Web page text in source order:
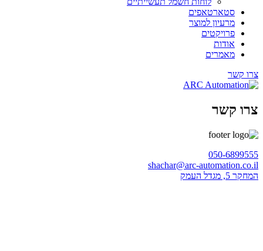
סטארטאפים
מרעיון למוצר
פרויקטים
אודות
מאמרים
צרו קשר
צרו קשר
050-6899555
shachar@arc-automation.co.il
המחקר 5, מגדל העמק